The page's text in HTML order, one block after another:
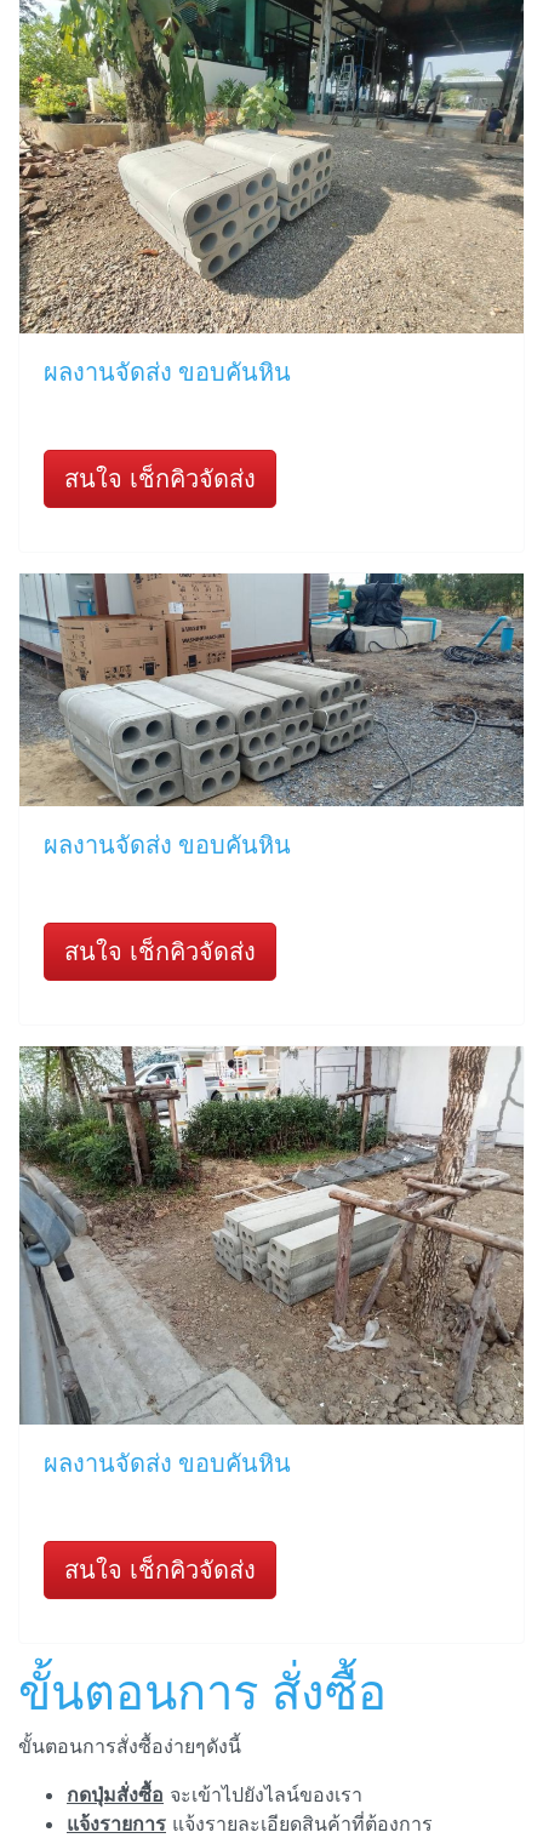
ผลงานจัดส่ง ขอบคันหิน
สนใจ เช็กคิวจัดส่ง
ผลงานจัดส่ง ขอบคันหิน
สนใจ เช็กคิวจัดส่ง
ผลงานจัดส่ง ขอบคันหิน
สนใจ เช็กคิวจัดส่ง
ขั้นตอนการ สั่งซื้อ
ขั้นตอนการสั่งซื้อง่ายๆดังนี้
กดปุ่มสั่งซื้อ จะเข้าไปยังไลน์ของเรา
แจ้งรายการ แจ้งรายละเอียดสินค้าที่ต้องการ